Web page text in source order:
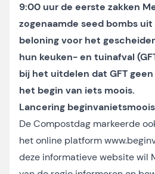
9:00 uur de eerste zakken
zogenaamde seed bombs
beloning voor het
hun keuken- en tuinafval
bij het uitdelen dat GFT
het begin van iets moois.
Lancering
De Compostdag markeerde
het online platform
deze informatieve website wil